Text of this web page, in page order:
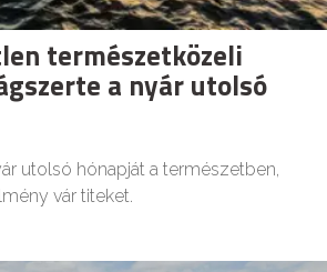
természetközeli
a nyár utolsó
utolsó hónapját a természetben,
vár titeket.